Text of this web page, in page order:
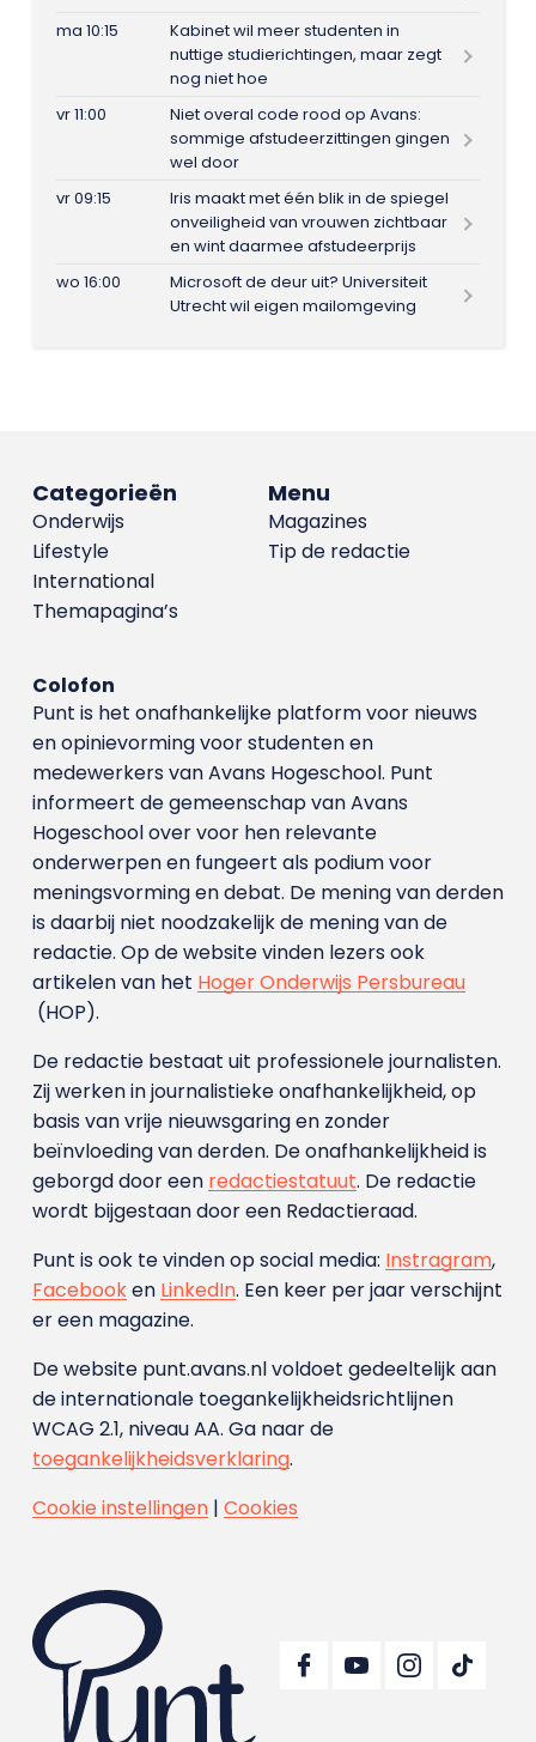
ma 10:15
Kabinet wil meer studenten in
nuttige studierichtingen, maar zegt
nog niet hoe
vr 11:00
Niet overal code rood op Avans:
sommige afstudeerzittingen gingen
wel door
vr 09:15
Iris maakt met één blik in de spiegel
onveiligheid van vrouwen zichtbaar
en wint daarmee afstudeerprijs
wo 16:00
Microsoft de deur uit? Universiteit
Utrecht wil eigen mailomgeving
Menu
Magazines
Tip de redactie
Categorieën
Onderwijs
Lifestyle
International
Themapagina’s
Colofon
Punt is het onafhankelijke platform voor nieuws
en opinievorming voor studenten en
medewerkers van Avans Hoge­school. Punt
informeert de gemeenschap van Avans
Hogeschool over voor hen relevante
onderwerpen en fungeert als podium voor
meningsvorming en debat. De mening van derden
is daarbij niet noodzakelijk de mening van de
redactie. Op de website vinden lezers ook
artikelen van het Hoger Onderwijs Persbureau
(HOP).
De redactie bestaat uit professionele journalisten.
Zij werken in journalistieke onafhankelijkheid, op
basis van vrije nieuwsgaring en zonder
beïnvloeding van derden. De onafhankelijkheid is
geborgd door een redactiestatuut. De redactie
wordt bijgestaan door een Redactieraad.
Punt is ook te vinden op social media: Instragram,
Facebooken LinkedIn. Een keer per jaar verschijnt
er een magazine.
De website punt.avans.nl voldoet gedeeltelijk aan
de internationale toegankelijkheidsrichtlijnen
WCAG 2.1, niveau AA. Ga naar de
toegankelijkheidsverklaring.
Cookie instellingen| Cookies